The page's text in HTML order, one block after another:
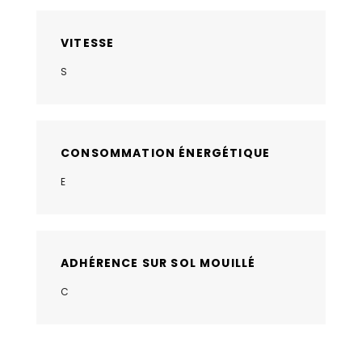
VITESSE
S
CONSOMMATION ÉNERGÉTIQUE
E
ADHÉRENCE SUR SOL MOUILLÉ
C